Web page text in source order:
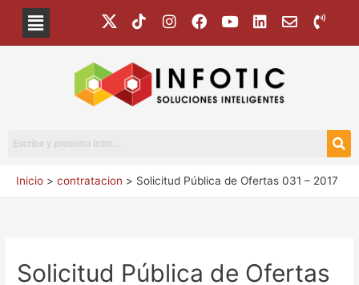
Inicio contratacion Solicitud Pública de Ofertas 031 – 2017
Solicitud Pública de Ofertas